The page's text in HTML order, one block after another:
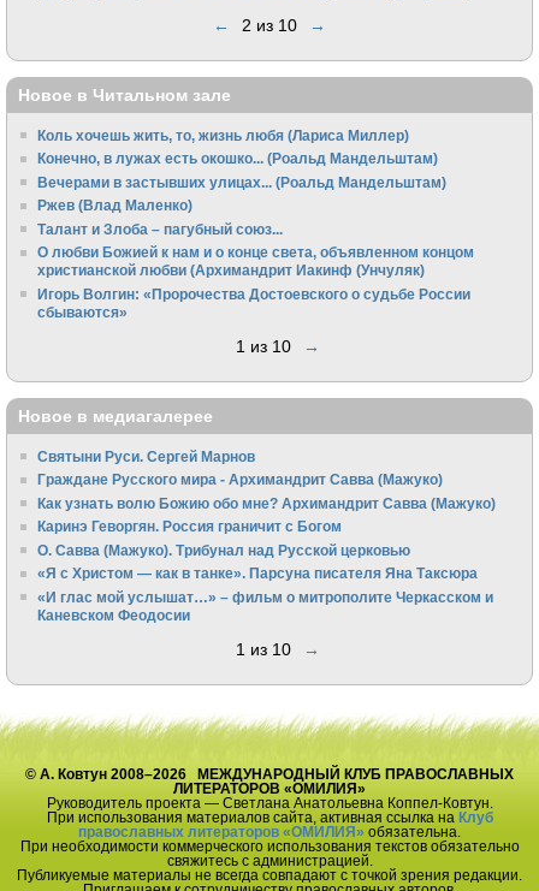
← 2 из 10 →
Новое в Читальном зале
Коль хочешь жить, то, жизнь любя (Лариса Миллер)
Конечно, в лужах есть окошко... (Роальд Мандельштам)
Вечерами в застывших улицах... (Роальд Мандельштам)
Ржев (Влад Маленко)
Талант и Злоба – пагубный союз...
О любви Божией к нам и о конце света, объявленном концом
христианской любви (Архимандрит Иакинф (Унчуляк)
Игорь Волгин: «Пророчества Достоевского о судьбе России
сбываются»
1 из 10 →
Новое в медиагалерее
Святыни Руси. Сергей Марнов
Граждане Русского мира - Архимандрит Савва (Мажуко)
Как узнать волю Божию обо мне? Архимандрит Савва (Мажуко)
Каринэ Геворгян. Россия граничит с Богом
О. Савва (Мажуко). Трибунал над Русской церковью
«Я с Христом — как в танке». Парсуна писателя Яна Таксюра
«И глас мой услышат…» – фильм о митрополите Черкасском и
Каневском Феодосии
1 из 10 →
© А. Ковтун 2008–2026 МЕЖДУНАРОДНЫЙ КЛУБ ПРАВОСЛАВНЫХ
ЛИТЕРАТОРОВ «ОМИЛИЯ»
Руководитель проекта — Светлана Анатольевна Коппел-Ковтун.
При использования материалов сайта, активная ссылка на Клуб
православных литераторов «ОМИЛИЯ» обязательна.
При необходимости коммерческого использования текстов обязательно
свяжитесь с администрацией.
Публикуемые материалы не всегда совпадают с точкой зрения редакции.